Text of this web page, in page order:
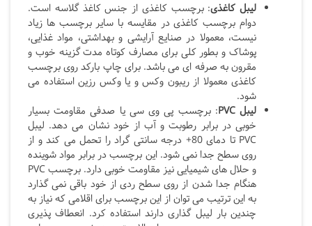
لیبل کاغذی: برچسب کاغذی از جنس کاغذ گلاسه است.
دوام برچسب کاغذی در مقایسه با سایر برچسب ها زیاد
نیست، معمولا در صنایع آرایشی و بهداشتی، مواد غذایی،
پوشاک و بطور کلی برای مصارف کوتاه مدت گزینه خوب و
مقرون به صرفه ای می باشد. برای چاپ بارکد روی برچسب
کاغذی معمولا از ریبون وکس و یا وکس رزین استفاده می
شود.
لیبلPVC: برچسب پی وی سی یا صدفی مقاومت بسیار
خوبی در برابر رطوبت و آب از خود نشان می دهد. لیبل
PVC تا دمای 80+ درجه سانتی گراد را تحمل می کند و از
روی سطح جدا نمی شود. این برچسب در برابر مواد شوینده
و حلال های شیمیایی نیز مقاومت خوبی دارد. برچسب PVC
هنگام جدا شدن از روی سطح ردی از خود باقی نمی گذارد
به این ترتیب می توان از این برچسب برای اقلامی که نیاز به
چندین بار لیبل گذاری دارند استفاده کرد. انعطاف پذیری